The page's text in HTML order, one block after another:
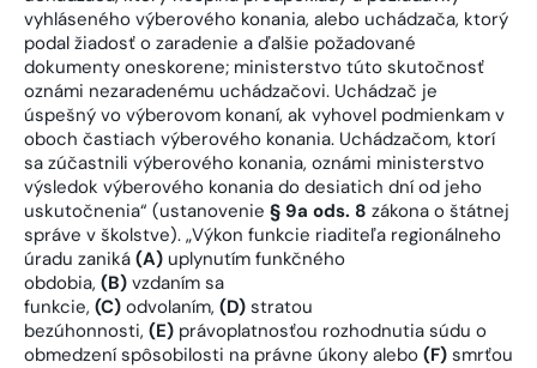
vyhláseného výberového konania, alebo uchádzača, ktorý
podal žiadosť o zaradenie a ďalšie požadované
dokumenty oneskorene; ministerstvo túto skutočnosť
oznámi nezaradenému uchádzačovi. Uchádzač je
úspešný vo výberovom konaní, ak vyhovel podmienkam v
oboch častiach výberového konania. Uchádzačom, ktorí
sa zúčastnili výberového konania, oznámi ministerstvo
výsledok výberového konania do desiatich dní od jeho
uskutočnenia“ (ustanovenie § 9a ods. 8 zákona o štátnej
správe v školstve). „Výkon funkcie riaditeľa regionálneho
úradu zaniká (A) uplynutím funkčného
obdobia, (B) vzdaním sa
funkcie, (C) odvolaním, (D) stratou
bezúhonnosti, (E) právoplatnosťou rozhodnutia súdu o
obmedzení spôsobilosti na právne úkony alebo (F) smrťou